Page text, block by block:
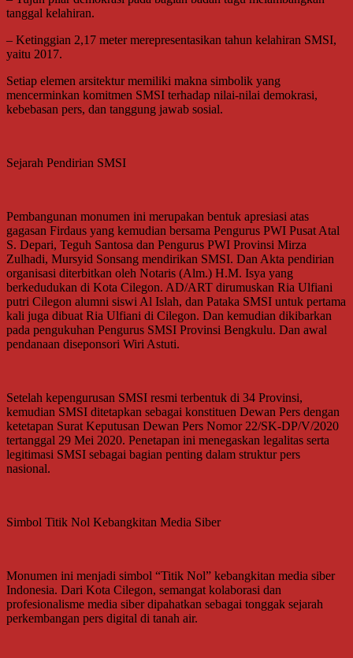
tanggal kelahiran.
– Ketinggian 2,17 meter merepresentasikan tahun kelahiran SMSI,
yaitu 2017.
Setiap elemen arsitektur memiliki makna simbolik yang
mencerminkan komitmen SMSI terhadap nilai-nilai demokrasi,
kebebasan pers, dan tanggung jawab sosial.
Sejarah Pendirian SMSI
Pembangunan monumen ini merupakan bentuk apresiasi atas
gagasan Firdaus yang kemudian bersama Pengurus PWI Pusat Atal
S. Depari, Teguh Santosa dan Pengurus PWI Provinsi Mirza
Zulhadi, Mursyid Sonsang mendirikan SMSI. Dan Akta pendirian
organisasi diterbitkan oleh Notaris (Alm.) H.M. Isya yang
berkedudukan di Kota Cilegon. AD/ART dirumuskan Ria Ulfiani
putri Cilegon alumni siswi Al Islah, dan Pataka SMSI untuk pertama
kali juga dibuat Ria Ulfiani di Cilegon. Dan kemudian dikibarkan
pada pengukuhan Pengurus SMSI Provinsi Bengkulu. Dan awal
pendanaan diseponsori Wiri Astuti.
Setelah kepengurusan SMSI resmi terbentuk di 34 Provinsi,
kemudian SMSI ditetapkan sebagai konstituen Dewan Pers dengan
ketetapan Surat Keputusan Dewan Pers Nomor 22/SK-DP/V/2020
tertanggal 29 Mei 2020. Penetapan ini menegaskan legalitas serta
legitimasi SMSI sebagai bagian penting dalam struktur pers
nasional.
Simbol Titik Nol Kebangkitan Media Siber
Monumen ini menjadi simbol “Titik Nol” kebangkitan media siber
Indonesia. Dari Kota Cilegon, semangat kolaborasi dan
profesionalisme media siber dipahatkan sebagai tonggak sejarah
perkembangan pers digital di tanah air.